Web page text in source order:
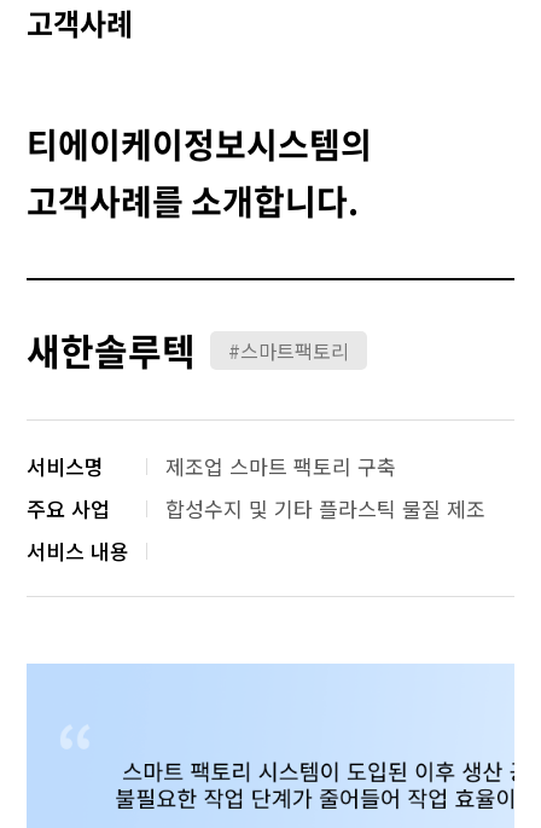
고객사례
티에이케이정보시스템의
고객사례를 소개합니다.
새한솔루텍 #스마트팩토리
서비스명
제조업 스마트 팩토리 구축
주요 사업
합성수지 및 기타 플라스틱 물질 제조
서비스 내용